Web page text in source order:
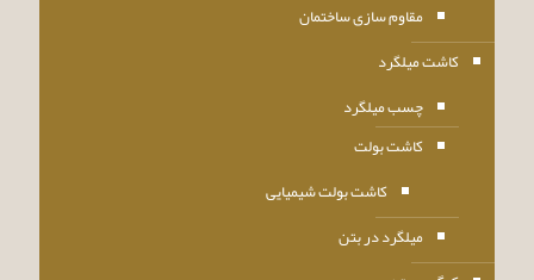
مقاوم سازی ساختمان
کاشت میلگرد
چسب میلگرد
کاشت بولت
کاشت بولت شیمیایی
میلگرد در بتن